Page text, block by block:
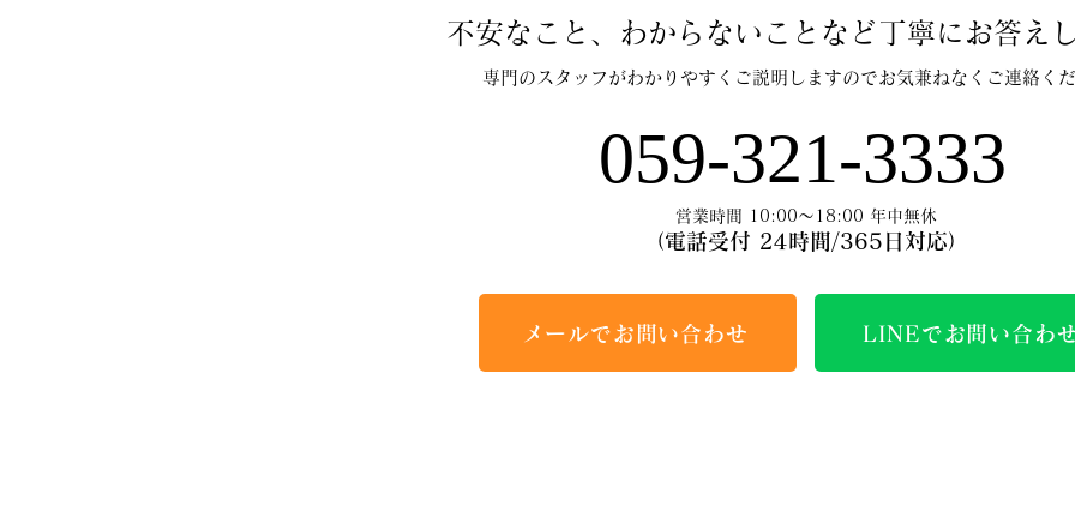
不安なこと、わからないことなど丁寧にお答え
専門のスタッフがわかりやすくご説明しますのでお気兼ねなくご連絡く
059-321-3333
営業時間 10:00～18:00 年中無休
（電話受付 24時間/365日対応）
メールでお問い合わせ LINEでお問い合わ